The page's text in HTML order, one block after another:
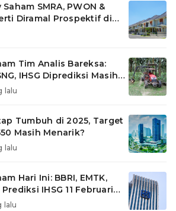
SMRA, PWON &
Diramal Prospektif di
Tim Analis Bareksa:
IHSG Diprediksi Masih
lalu
Tumbuh di 2025, Target
Masih Menarik?
lalu
Hari Ini: BBRI, EMTK,
IHSG 11 Februari
lalu